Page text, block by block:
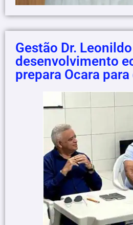
Gestão Dr.
desenvolvimento
prepara Ocara